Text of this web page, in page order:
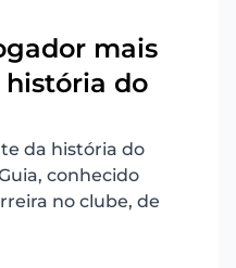
mais
do
da história do
conhecido
no clube, de